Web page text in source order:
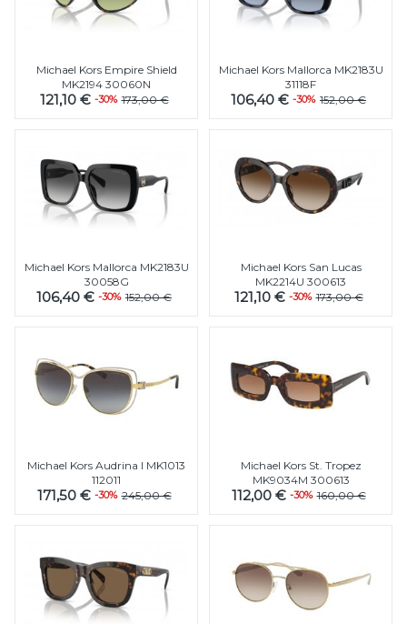
Michael Kors Empire Shield
MK2194 30060N
121,10 € -30% 173,00 €
Michael Kors Mallorca MK2183U
31118F
106,40 € -30% 152,00 €
Michael Kors Mallorca MK2183U
30058G
106,40 € -30% 152,00 €
Michael Kors San Lucas
MK2214U 300613
121,10 € -30% 173,00 €
Michael Kors Audrina I MK1013
112011
171,50 € -30% 245,00 €
Michael Kors St. Tropez
MK9034M 300613
112,00 € -30% 160,00 €